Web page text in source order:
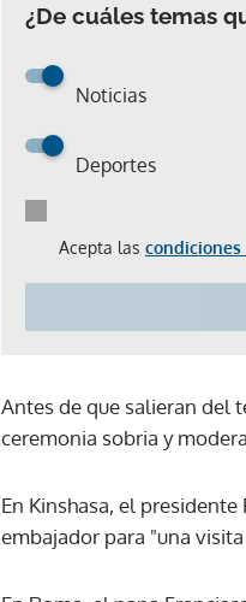
¿De cuáles temas
Noticias
Deportes
Acepta las
Antes de que salieran del
ceremonia sobria y
En Kinshasa, el
embajador para "una